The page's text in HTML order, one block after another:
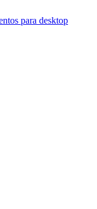
para desktop